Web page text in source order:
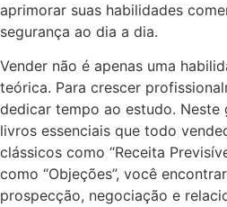
aprimorar suas habilidades
segurança ao dia a dia.
Vender não é apenas uma
teórica. Para crescer
dedicar tempo ao estudo. Neste
livros essenciais que todo
clássicos como “Receita
como “Objeções”, você
prospecção, negociação e